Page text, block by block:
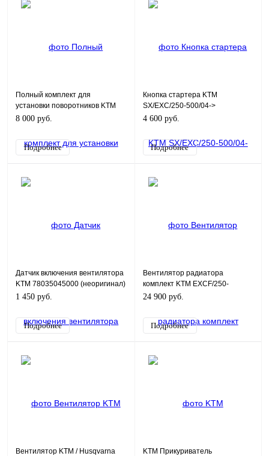
Полный комплект для
установки поворотников KTM
72512099000
8 000 руб.
Подробнее
Кнопка стартера KTM
SX/EXC/250-500/04->
4 600 руб.
Подробнее
Датчик включения вентилятора
KTM 78035045000 (неоригинал)
90-95 градусов
1 450 руб.
Подробнее
Вентилятор радиатора
комплект KTM EXCF/250-
530/08-16 ( 81235941144 /
24 900 руб.
Подробнее
Вентилятор KTM / Husqvarna
KTM Прикуриватель